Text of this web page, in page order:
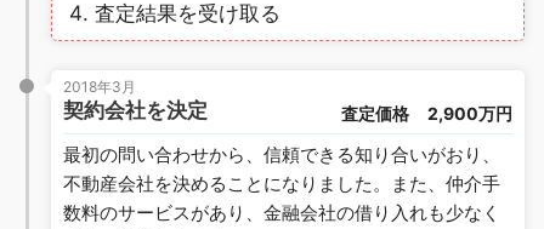
査定結果を受け取る
2018年3月
契約会社を決定 査定価格 2,900万円
最初の問い合わせから、信頼できる知り合いがおり、
不動産会社を決めることになりました。また、仲介手
数料のサービスがあり、金融会社の借り入れも少なく